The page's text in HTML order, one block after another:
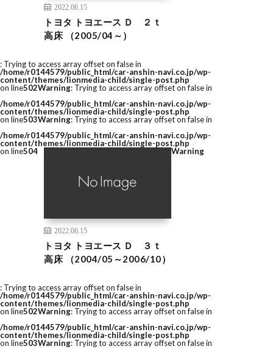
2022.06.15
トヨタ トヨエース Ｄ ２ｔ
高床 （2005/04～）
: Trying to access array offset on false in
/home/r0144579/public_html/car-anshin-navi.co.jp/wp-
content/themes/lionmedia-child/single-post.php
on line502Warning: Trying to access array offset on false in
/home/r0144579/public_html/car-anshin-navi.co.jp/wp-
content/themes/lionmedia-child/single-post.php
on line503Warning: Trying to access array offset on false in
/home/r0144579/public_html/car-anshin-navi.co.jp/wp-
content/themes/lionmedia-child/single-post.php
on line504
2022.06.15
トヨタ トヨエース Ｄ ３ｔ
高床 （2004/05～2006/10）
Warning
: Trying to access array offset on false in
/home/r0144579/public_html/car-anshin-navi.co.jp/wp-
content/themes/lionmedia-child/single-post.php
on line502Warning: Trying to access array offset on false in
/home/r0144579/public_html/car-anshin-navi.co.jp/wp-
content/themes/lionmedia-child/single-post.php
on line503Warning: Trying to access array offset on false in